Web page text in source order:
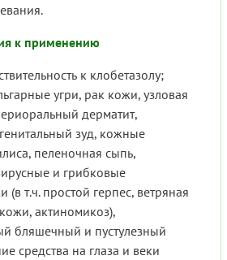
к применению
к клобетазолу;
угри, рак кожи, узловая
дерматит,
зуд, кожные
пеленочная сыпь,
и грибковые
(в т.ч. простой герпес, ветряная
актиномикоз),
бляшечный и пустулезный
средства на глаза и веки